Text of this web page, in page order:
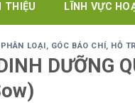
THIỆU LĨNH VỰC
LOẠI, GÓC BÁO CHÍ, HỖ
DƯỠNG